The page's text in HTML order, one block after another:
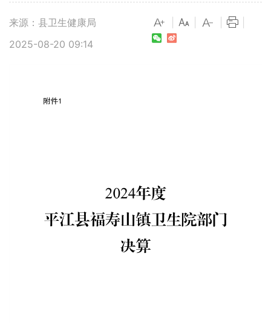
来源：县卫生健康局
2025-08-20 09:14